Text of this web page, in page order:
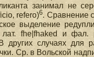
занимал не
refero)6. Сравнение
выделение
fhe|fhaked и фал.
других случаях для
Ср. в Вольской